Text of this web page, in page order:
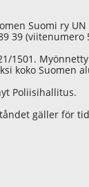
Suomi ry
39 (viitenumero
1501.
koko Suomen
Poliisihallitus.
gäller för